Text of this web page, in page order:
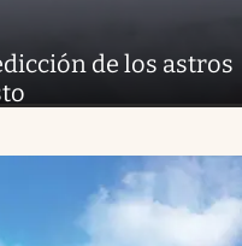
de los astros